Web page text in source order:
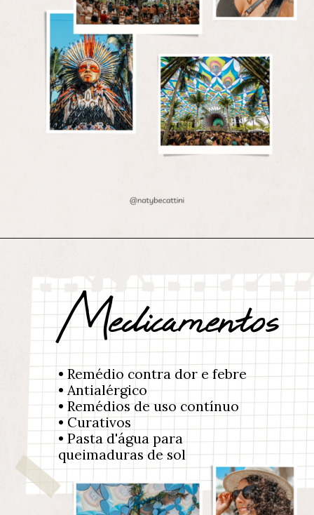
Medicamentos
• Remédio contra dor e febre
• Antialérgico
• Remédios de uso contínuo
• Curativos
• Pasta d'água para
queimaduras de sol